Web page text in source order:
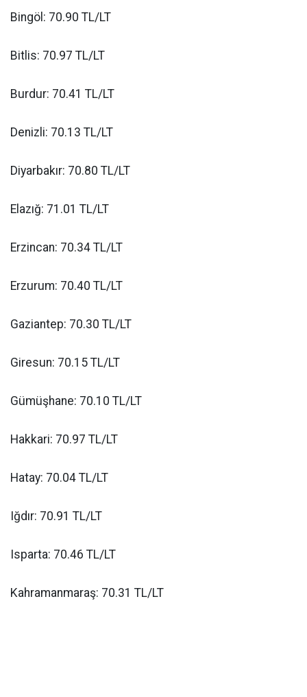
Bingöl: 70.90 TL/LT
Bitlis: 70.97 TL/LT
Burdur: 70.41 TL/LT
Denizli: 70.13 TL/LT
Diyarbakır: 70.80 TL/LT
Elazığ: 71.01 TL/LT
Erzincan: 70.34 TL/LT
Erzurum: 70.40 TL/LT
Gaziantep: 70.30 TL/LT
Giresun: 70.15 TL/LT
Gümüşhane: 70.10 TL/LT
Hakkari: 70.97 TL/LT
Hatay: 70.04 TL/LT
Iğdır: 70.91 TL/LT
Isparta: 70.46 TL/LT
Kahramanmaraş: 70.31 TL/LT